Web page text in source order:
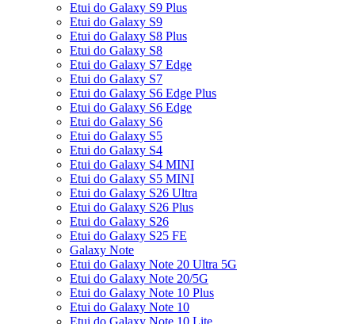
Etui do Galaxy S9 Plus
Etui do Galaxy S9
Etui do Galaxy S8 Plus
Etui do Galaxy S8
Etui do Galaxy S7 Edge
Etui do Galaxy S7
Etui do Galaxy S6 Edge Plus
Etui do Galaxy S6 Edge
Etui do Galaxy S6
Etui do Galaxy S5
Etui do Galaxy S4
Etui do Galaxy S4 MINI
Etui do Galaxy S5 MINI
Etui do Galaxy S26 Ultra
Etui do Galaxy S26 Plus
Etui do Galaxy S26
Etui do Galaxy S25 FE
Galaxy Note
Etui do Galaxy Note 20 Ultra 5G
Etui do Galaxy Note 20/5G
Etui do Galaxy Note 10 Plus
Etui do Galaxy Note 10
Etui do Galaxy Note 10 Lite